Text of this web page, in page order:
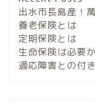
出水市長島産！
養老保険とは
定期保険とは
生命保険は必要
適応障害との付